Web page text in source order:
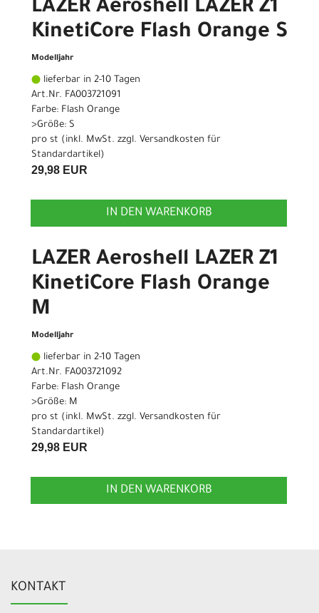
LAZER Aeroshell LAZER Z1
KinetiCore Flash Orange S
Modelljahr
lieferbar in 2-10 Tagen
Art.Nr. FA003721091
Farbe: Flash Orange
>Größe: S
pro st (inkl. MwSt. zzgl. Versandkosten für
Standardartikel)
29,98 EUR
IN DEN WARENKORB
LAZER Aeroshell LAZER Z1
KinetiCore Flash Orange
M
Modelljahr
lieferbar in 2-10 Tagen
Art.Nr. FA003721092
Farbe: Flash Orange
>Größe: M
pro st (inkl. MwSt. zzgl. Versandkosten für
Standardartikel)
29,98 EUR
IN DEN WARENKORB
KONTAKT